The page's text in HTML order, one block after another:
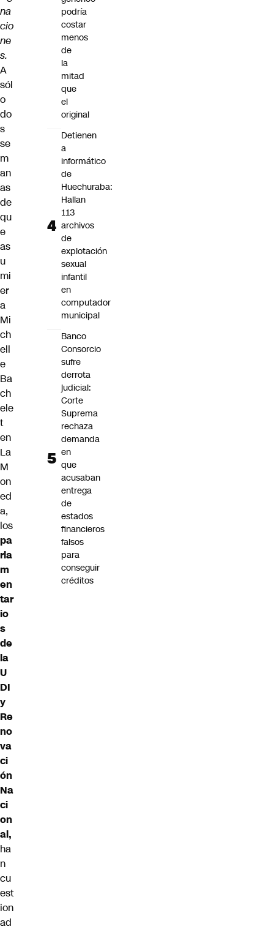
na
cio
ne
s.
A
sól
o
do
s
se
m
an
as
de
qu
e
as
u
mi
er
a
Mi
ch
ell
e
Ba
ch
ele
t
en
La
M
on
ed
a,
los
pa
rla
m
en
tar
io
s
de
la
U
DI
y
Re
no
va
ci
ón
Na
ci
on
al,
ha
n
cu
est
ion
ad
podría
costar
menos
de
la
mitad
que
el
original
Detienen
a
informático
de
Huechuraba:
Hallan
113
archivos
de
explotación
sexual
infantil
en
computador
municipal
Banco
Consorcio
sufre
derrota
judicial:
Corte
Suprema
rechaza
demanda
en
que
acusaban
entrega
de
estados
financieros
falsos
para
conseguir
créditos